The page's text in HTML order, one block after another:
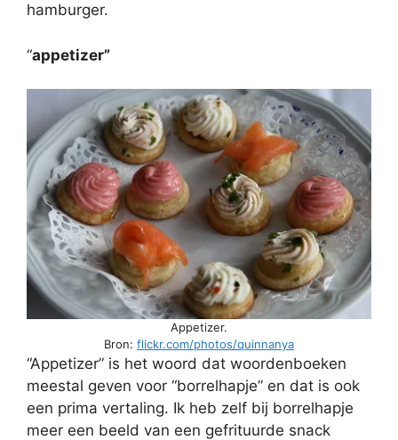
hamburger.
“appetizer”
Appetizer.
Bron: flickr.com/photos/quinnanya
“Appetizer” is het woord dat woordenboeken
meestal geven voor “borrelhapje” en dat is ook
een prima vertaling. Ik heb zelf bij borrelhapje
meer een beeld van een gefrituurde snack